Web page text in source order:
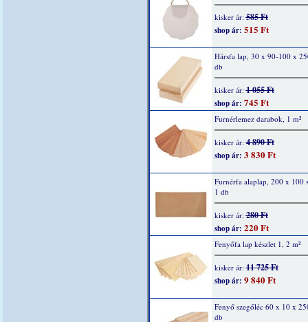
kisker ár:585 Ft
shop ár: 515 Ft
Hársfa lap, 30 x 90-100 x
db
kisker ár:1 055 Ft
shop ár: 745 Ft
Furnérlemez darabok, 1 m²
kisker ár:4 890 Ft
shop ár: 3 830 Ft
Furnérfa alaplap, 200 x 100
1 db
kisker ár:280 Ft
shop ár: 220 Ft
Fenyőfa lap készlet 1, 2 m²
kisker ár:11 725 Ft
shop ár: 9 840 Ft
Fenyő szegőléc 60 x 10 x
db